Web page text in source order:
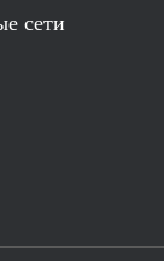
сети